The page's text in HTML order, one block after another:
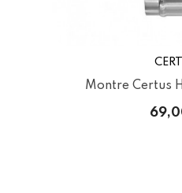
Montre Certus